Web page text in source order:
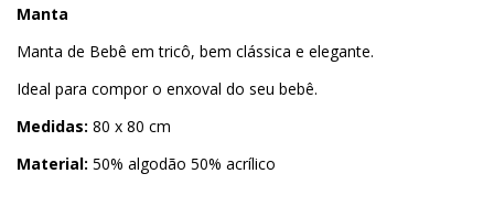
Manta
Manta de Bebê em tricô, bem clássica e elegante.
Ideal para compor o enxoval do seu bebê.
Medidas: 80 x 80 cm
Material: 50% algodão 50% acrílico